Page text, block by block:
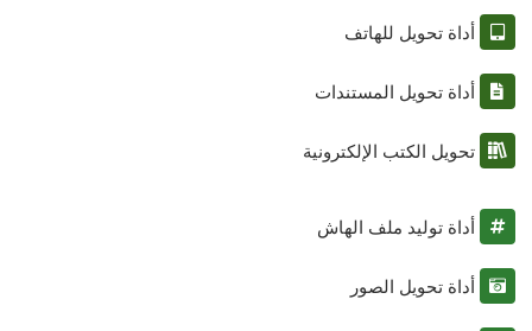
أداة تحويل للهاتف
أداة تحويل المستندات
تحويل الكتب الإلكترونية
أداة توليد ملف الهاش
أداة تحويل الصور